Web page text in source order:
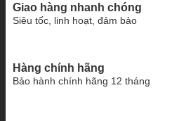
Giao hàng nhanh chóng
Siêu tốc, linh hoạt, đảm bảo
Hàng chính hãng
Bảo hành chính hãng 12 tháng